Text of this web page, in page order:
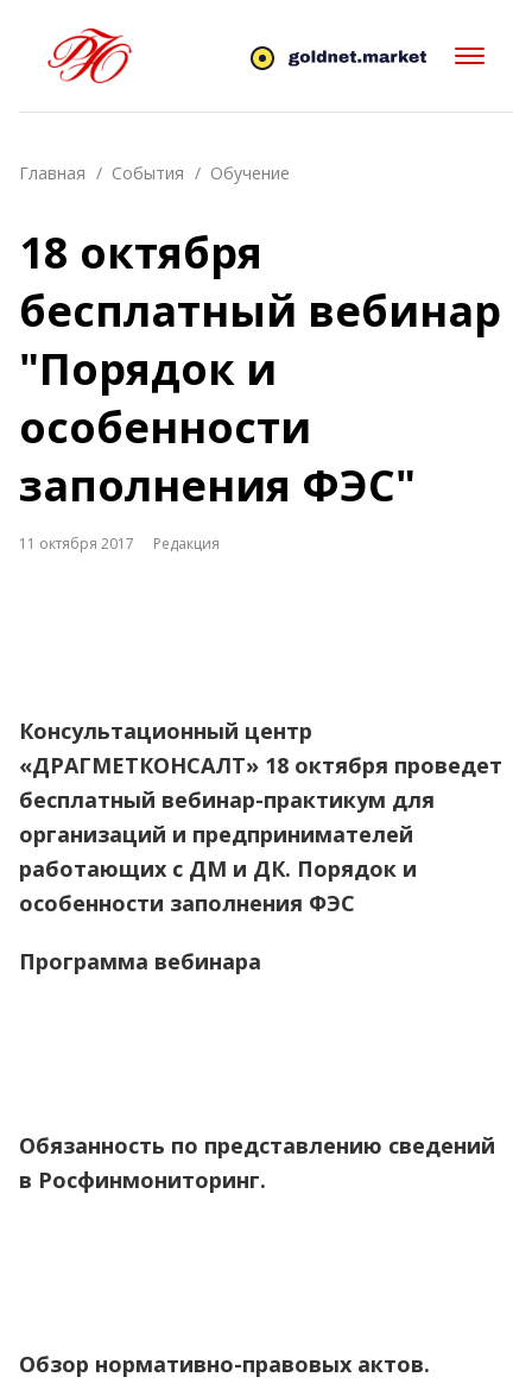
Главная События Обучение
18 октября
бесплатный вебинар
"Порядок и
особенности
заполнения ФЭС"
11 октября 2017 Редакция
Консультационный центр
«ДРАГМЕТКОНСАЛТ» 18 октября проведет
бесплатный вебинар-практикум для
организаций и предпринимателей
работающих с ДМ и ДК. Порядок и
особенности заполнения ФЭС
Программа вебинара
Обязанность по представлению сведений
в Росфинмониторинг.
Обзор нормативно-правовых актов.